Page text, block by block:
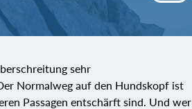
sehr
Normalweg auf den Hundskopf ist
Passagen entschärft sind. Und wer